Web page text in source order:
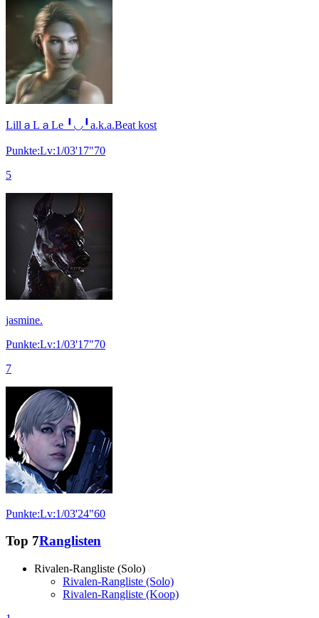
LillａLａLe ╹◡╹a.k.a.Beat kost
Punkte:Lv:1/03'17"70
5
jasmine.
Punkte:Lv:1/03'17"70
7
Punkte:Lv:1/03'24"60
Top 7Ranglisten
Rivalen-Rangliste (Solo)
Rivalen-Rangliste (Solo)
Rivalen-Rangliste (Koop)